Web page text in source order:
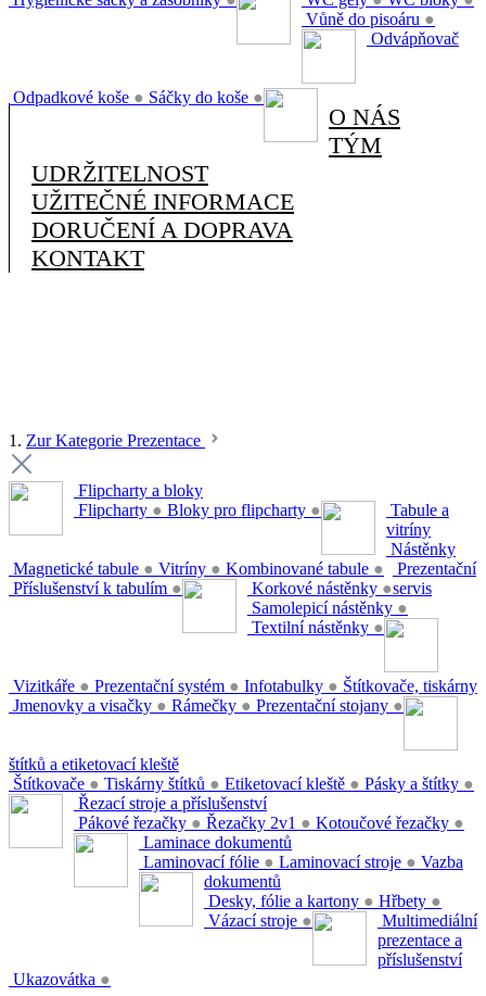
Vůně do pisoáru ●
Odpadkové koše ● Sáčky do koše ●
Odvápňovač
O NÁS
TÝM
UDRŽITELNOST
UŽITEČNÉ INFORMACE
DORUČENÍ A DOPRAVA
KONTAKT
1. Zur Kategorie Prezentace
Flipcharty a bloky
Flipcharty ● Bloky pro flipcharty ●
Tabule a
vitríny
Magnetické tabule ● Vitríny ● Kombinované tabule ●
Příslušenství k tabulím ●
Nástěnky
Korkové nástěnky ●
Samolepicí nástěnky ●
Textilní nástěnky ●
Prezentační
servis
Vizitkáře ● Prezentační systém ● Infotabulky ●
Jmenovky a visačky ● Rámečky ● Prezentační stojany ●
Štítkovače, tiskárny
štítků a etiketovací kleště
Štítkovače ● Tiskárny štítků ● Etiketovací kleště ● Pásky a štítky ●
Řezací stroje a příslušenství
Pákové řezačky ● Řezačky 2v1 ● Kotoučové řezačky ●
Laminace dokumentů
Laminovací fólie ● Laminovací stroje ● Vazba
dokumentů
Desky, fólie a kartony ● Hřbety ●
Vázací stroje ●
Multimediální
prezentace a
příslušenství
Ukazovátka ●